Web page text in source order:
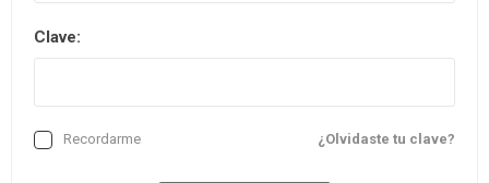
Clave:
¿Olvidaste tu clave?
Recordarme